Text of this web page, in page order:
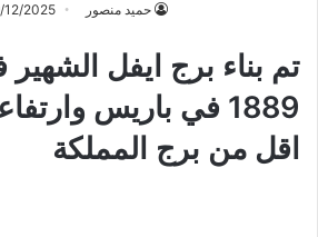
حميد منصور 12/2025
تم بناء برج ايفل
اقل من برج المملكة